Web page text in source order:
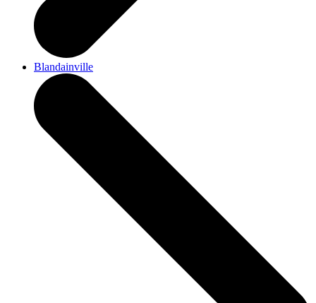
Blandainville